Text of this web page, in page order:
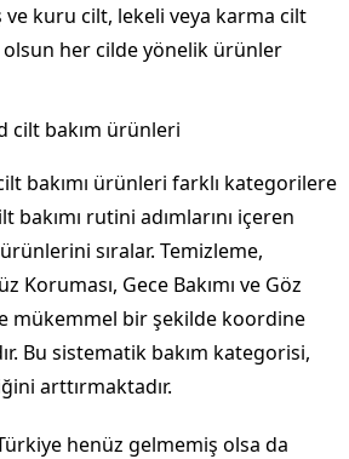
ve kuru cilt, lekeli veya karma cilt
her cilde yönelik ürünler
bakımı ürünleri farklı kategorilere
bakımı rutini adımlarını içeren
sıralar. Temizleme,
Koruması, Gece Bakımı ve Göz
mükemmel bir şekilde koordine
Bu sistematik bakım kategorisi,
arttırmaktadır.
henüz gelmemiş olsa da